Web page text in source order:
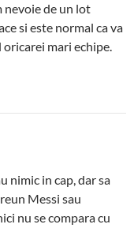
nevoie de un lot
si este normal ca va
mari echipe.
nimic in cap, dar sa
Messi sau
nu se compara cu